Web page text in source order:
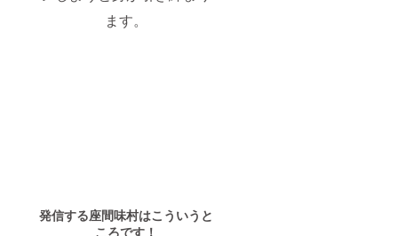
ます。
発信する座間味村はこういうと
ころです！